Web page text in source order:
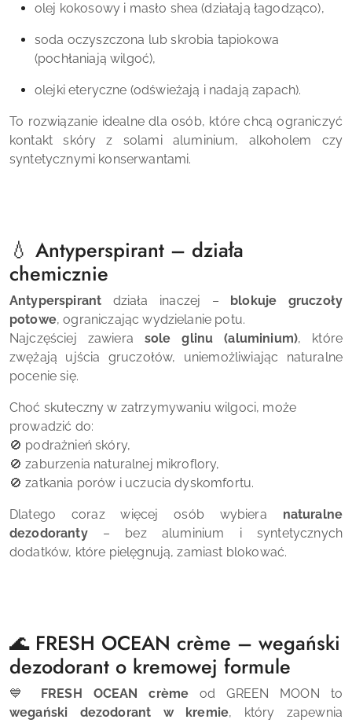
olej kokosowy i masło shea (działają łagodząco),
soda oczyszczona lub skrobia tapiokowa
(pochłaniają wilgoć),
olejki eteryczne (odświeżają i nadają zapach).
To rozwiązanie idealne dla osób, które chcą ograniczyć
kontakt skóry z solami aluminium, alkoholem czy
syntetycznymi konserwantami.
💧 Antyperspirant – działa
chemicznie
Antyperspirant działa inaczej – blokuje gruczoły
potowe, ograniczając wydzielanie potu.
Najczęściej zawiera sole glinu (aluminium), które
zwężają ujścia gruczołów, uniemożliwiając naturalne
pocenie się.
Choć skuteczny w zatrzymywaniu wilgoci, może
prowadzić do:
🚫 podrażnień skóry,
🚫 zaburzenia naturalnej mikroflory,
🚫 zatkania porów i uczucia dyskomfortu.
Dlatego coraz więcej osób wybiera naturalne
dezodoranty– bez aluminium i syntetycznych
dodatków, które pielęgnują, zamiast blokować.
🌊 FRESH OCEAN crème – wegański
dezodorant o kremowej formule
💙 FRESH OCEAN crème od GREEN MOON to
wegański dezodorant w kremie, który zapewnia